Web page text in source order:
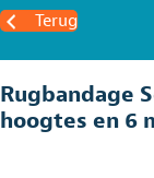
Terug
Rugbandage
hoogtes en 6